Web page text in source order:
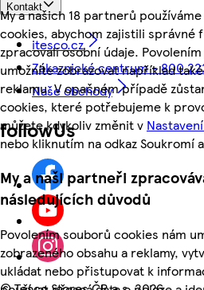
My a našich 18 partnerů
cookies, abychom zajistili správné
zpracovali osobní údaje.
umožníte zobrazovat například
reklamu. V opačném případě
cookies, které potřebujeme k
můžete kdykoliv změnit v
nebo kliknutím na odkaz Soukromí
My a naši partneři
následujících důvodů
Povolením souborů cookies nám
zobrazeného obsahu a reklamy,
ukládat nebo přistupovat k
Kontakt
itesco.cz
Zákaznické centrum - 800
Naše obchody
followUs